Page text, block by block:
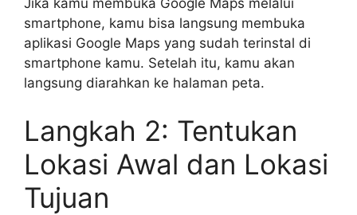
Jika kamu membuka Google Maps melalui
smartphone, kamu bisa langsung membuka
aplikasi Google Maps yang sudah terinstal di
smartphone kamu. Setelah itu, kamu akan
langsung diarahkan ke halaman peta.
Langkah 2: Tentukan
Lokasi Awal dan Lokasi
Tujuan